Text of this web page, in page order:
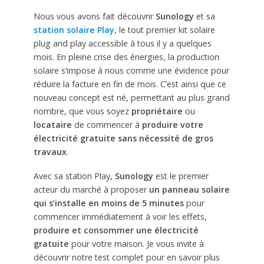
Nous vous avons fait découvrir Sunologyet sa
station solaire Play, le tout premier kit solaire
plug and play accessible à tous il y a quelques
mois. En pleine crise des énergies, la production
solaire s’impose à nous comme une évidence pour
réduire la facture en fin de mois. C’est ainsi que ce
nouveau concept est né, permettant au plus grand
nombre, que vous soyez propriétaire ou
locataire de commencer à produire votre
électricité gratuite sans nécessité de gros
travaux.
Avec sa station Play, Sunologyest le premier
acteur du marché à proposer un panneau solaire
qui s’installe en moins de 5 minutespour
commencer immédiatement à voir les effets,
produire et consommer une électricité
gratuite pour votre maison. Je vous invite à
découvrir notre test complet pour en savoir plus